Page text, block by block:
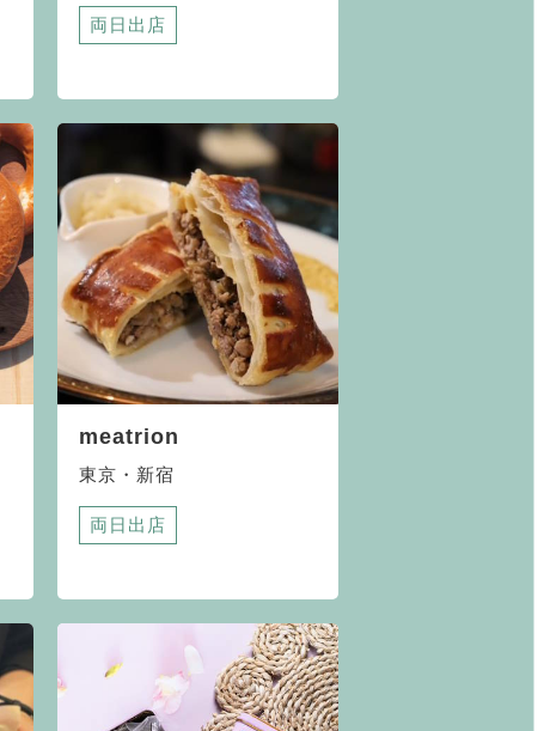
両日出店
meatrion
東京・新宿
両日出店